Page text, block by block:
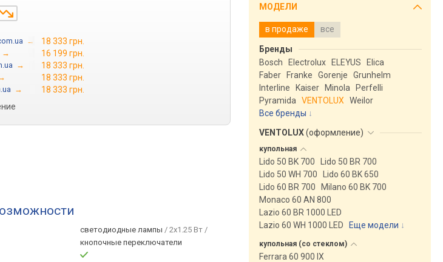
→ 18 333 грн.
→ 16 199 грн.
→ 18 333 грн.
18 333 грн.
→
18 333 грн.
светодиодные лампы / 2x1.25 Вт /
кнопочные переключатели
МОДЕЛИ
в продаже все
Бренды
Bosch
Electrolux ELEYUS
Elica
Faber
Franke Gorenje
Grunhelm
Interline
Kaiser Minola
Perfelli
Pyramida
VENTOLUX
Weilor
Все бренды
VENTOLUX(оформление)
купольная
Lido 50 BK 700
Lido 50 BR 700
Lido 50 WH 700
Lido 60 BK 650
Lido 60 BR 700
Milano 60 BK 700
Monaco 60 AN 800
Lazio 60 BR 1000 LED
Lazio 60 WH 1000 LED
Еще модели ↓
купольная (со стеклом)
Ferrara 60 900 IX